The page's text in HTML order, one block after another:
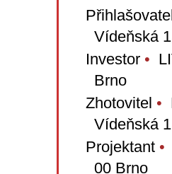
Vídeňská
Investor •
Brno
Zhotovitel •
Vídeňská
Projektant •
00 Brno